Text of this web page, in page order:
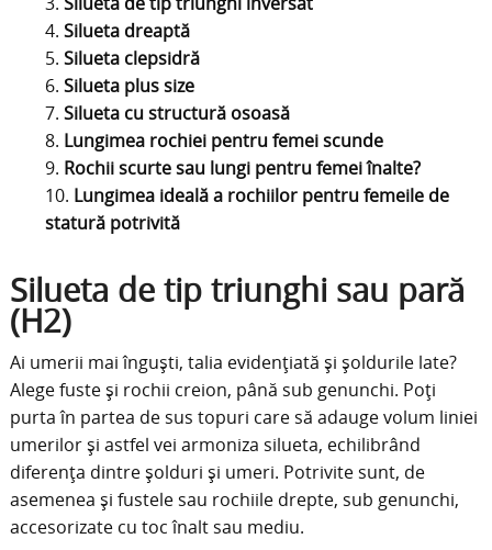
Silueta dreaptă
Silueta clepsidră
Silueta plus size
Silueta cu structură osoasă
Lungimea rochiei pentru femei scunde
Rochii scurte sau lungi pentru femei înalte?
Lungimea ideală a rochiilor pentru femeile de
statură potrivită
Silueta de tip triunghi sau pară
(H2)
Ai umerii mai înguști, talia evidențiată și șoldurile late?
Alege fuste și rochii creion, până sub genunchi. Poți
purta în partea de sus topuri care să adauge volum liniei
umerilor și astfel vei armoniza silueta, echilibrând
diferența dintre șolduri și umeri. Potrivite sunt, de
asemenea și fustele sau rochiile drepte, sub genunchi,
accesorizate cu toc înalt sau mediu.